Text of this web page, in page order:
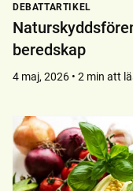
DEBATTARTIKEL
beredskap
4 maj, 2026 • 2 min att